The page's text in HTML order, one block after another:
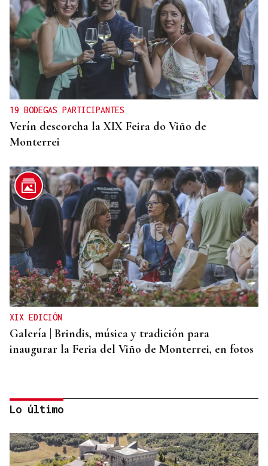
19 BODEGAS PARTICIPANTES
Verín descorcha la XIX Feira do Viño de
Monterrei
XIX EDICIÓN
Galería | Brindis, música y tradición para
inaugurar la Feria del Viño de Monterrei, en fotos
Lo último